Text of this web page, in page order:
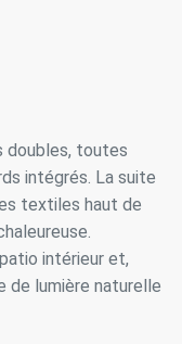
doubles, toutes
intégrés. La suite
textiles haut de
intérieur et,
de lumière naturelle